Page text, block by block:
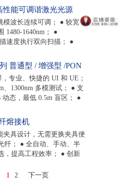
等； ● 7 英寸电容屏触屏操
户体验； ● 根据客户需求
测与测试系统。
性能可调谐激光光源
模波长连续可调； ● 较宽
1480-1640nm； ●
速度执行双向扫描； ●
时波长计，确保波长精
普通型 / 增强型 /PON
时 域反射分析仪
专业、快捷的 UI 和 UE；
、1300nm 多模测试； ● 支
动态，最低 0.5m 盲区； ●
损耗计算、跨段功能； ● 齐
接口，支持 LAN、USB、
支持 VFL、OPM、光纤显
源、线性视图、远程测量
● AE3100 PON 系列具有
网络。
熔接机
夹具设计，无需更换夹具便
纤； ● 全自动、手动、半
，提高工程效率； ● 创新
仅为 1.95kg； ● 5000 米海
1 2 下一页